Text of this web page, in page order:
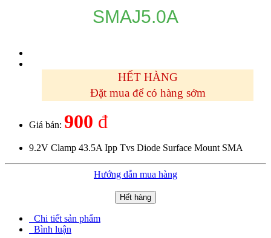
SMAJ5.0A
HẾT HÀNG
Đặt mua để có hàng sớm
Giá bán: 900 đ
9.2V Clamp 43.5A Ipp Tvs Diode Surface Mount SMA
Hướng dẫn mua hàng
Hết hàng
Chi tiết sản phẩm
Bình luận